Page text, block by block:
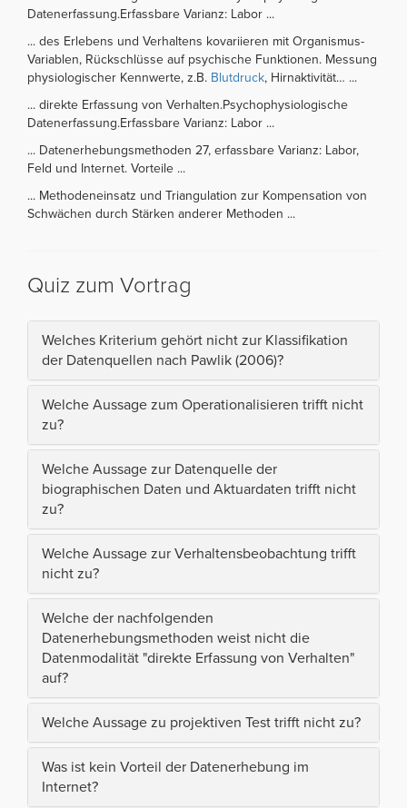
Datenerfassung.Erfassbare Varianz: Labor ...
... des Erlebens und Verhaltens kovariieren mit Organismus-
Variablen, Rückschlüsse auf psychische Funktionen. Messung
physiologischer Kennwerte, z.B. Blutdruck, Hirnaktivität… ...
... direkte Erfassung von Verhalten.Psychophysiologische
Datenerfassung.Erfassbare Varianz: Labor ...
... Datenerhebungsmethoden 27, erfassbare Varianz: Labor,
Feld und Internet. Vorteile ...
... Methodeneinsatz und Triangulation zur Kompensation von
Schwächen durch Stärken anderer Methoden ...
Quiz zum Vortrag
Welches Kriterium gehört nicht zur Klassifikation
der Datenquellen nach Pawlik (2006)?
Welche Aussage zum Operationalisieren trifft nicht
zu?
Welche Aussage zur Datenquelle der
biographischen Daten und Aktuardaten trifft nicht
zu?
Welche Aussage zur Verhaltensbeobachtung trifft
nicht zu?
Welche der nachfolgenden
Datenerhebungsmethoden weist nicht die
Datenmodalität "direkte Erfassung von Verhalten"
auf?
Welche Aussage zu projektiven Test trifft nicht zu?
Was ist kein Vorteil der Datenerhebung im
Internet?